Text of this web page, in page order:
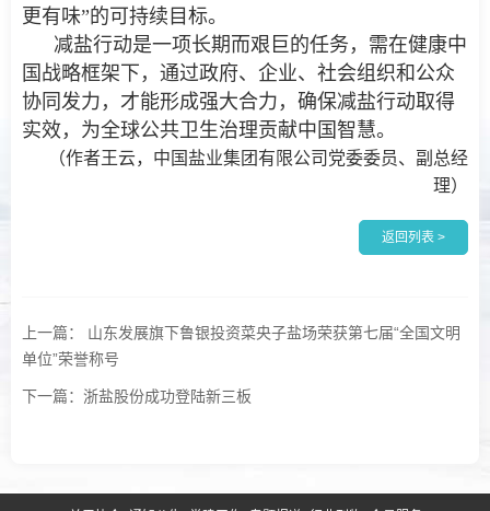
更有味”的可持续目标。
减盐行动是一项长期而艰巨的任务，需在健康中
国战略框架下，通过政府、企业、社会组织和公众
协同发力，才能形成强大合力，确保减盐行动取得
实效，为全球公共卫生治理贡献中国智慧。
（作者王云，中国盐业集团有限公司党委委员、副总经
理）
返回列表 >
上一篇： 山东发展旗下鲁银投资菜央子盐场荣获第七届“全国文明
单位”荣誉称号
下一篇：浙盐股份成功登陆新三板